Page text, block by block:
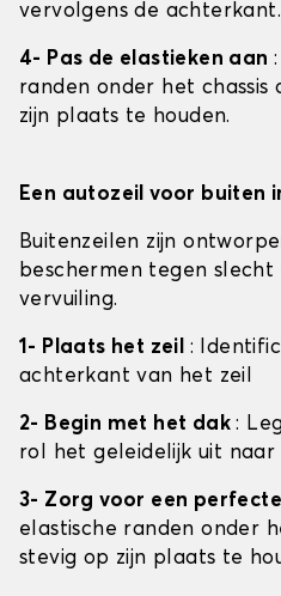
vervolgens de achterkant.
4- Pas de elastieken aan
randen onder het chassis
zijn plaats te houden.
Een autozeil voor buiten
Buitenzeilen zijn
beschermen tegen slecht
vervuiling.
1- Plaats het zeil :
achterkant van het zeil
2- Begin met het dak:
rol het geleidelijk uit naar
3- Zorg voor een
elastische randen onder
stevig op zijn plaats te